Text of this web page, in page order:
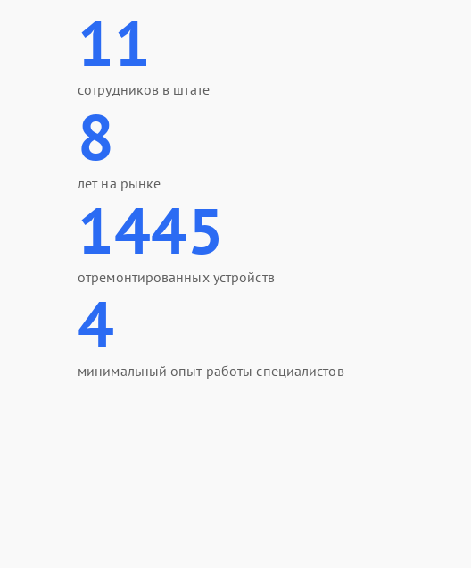
11
сотрудников в штате
8
лет на рынке
1445
отремонтированных устройств
4
минимальный опыт работы специалистов